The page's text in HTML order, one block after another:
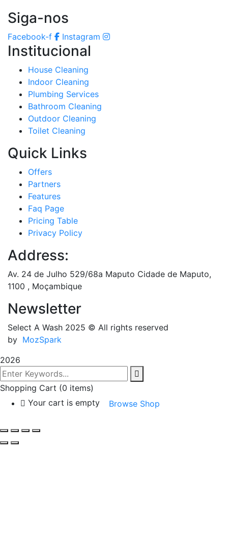
Siga-nos
Facebook-f Instagram
Institucional
House Cleaning
Indoor Cleaning
Plumbing Services
Bathroom Cleaning
Outdoor Cleaning
Toilet Cleaning
Quick Links
Offers
Partners
Features
Faq Page
Pricing Table
Privacy Policy
Address:
Av. 24 de Julho 529/68a Maputo Cidade de Maputo,
1100 , Moçambique
Newsletter
Select A Wash 2025 © All rights reserved
by MozSpark
2026
Shopping Cart (0 items)
Your cart is empty
Browse Shop